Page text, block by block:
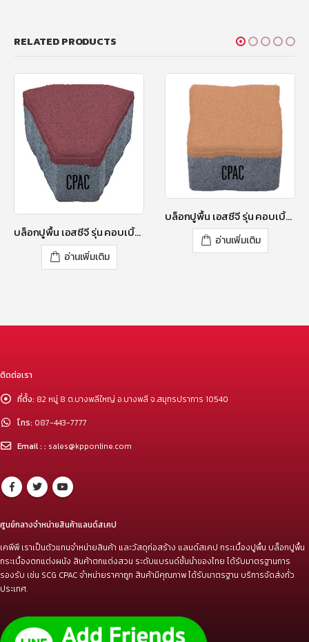
RELATED PRODUCTS
บล็อกปูพื้น เอสซีจี รุ่น คอบเบิ้ลสโตน TZ-2 ขนาด 12X13.78X 6 ซม. สีลิลลี่ เพอร์เพิล
อ่านเพิ่มเติม
บล็อกปูพื้น เอสซีจี รุ่น คอบเบิ้ลสโตน RT-3 ขนาด 11.8 X 11.8 X 6 ซม. สีมอคค่า บราวน์
อ่านเพิ่มเติม
ติดต่อเรา
ที่ตั้ง: 82 หมู่ 8 ต.บางพลีใหญ่ อ.บางพลี จ.สมุทรปราการ 10540
โทร: 087-443-7777
Email : : sales@kpponline.com
ศูนย์กลางจำหน่ายสินค้าแลนด์สเคป
เคพีพี เราเป็นตัวแทนจำหน่ายสินค้า และวัสดุก่อสร้าง แลนด์สเคป กระเบื้องปูพื้น บล็อกปูพื้น
กระเบื้องตกแต่งผนัง สินค้าตกแต่งสวน ระดับแบรนด์ชั้นนำของไทย ได้รับมาตรฐานการ
รองรับ เช่น SCG CPAC จำหน่ายราคาถูก สินค้ามีคุณภาพ ได้รับมาตรฐาน บริการจัดส่งทั่ว
ประเทศ.